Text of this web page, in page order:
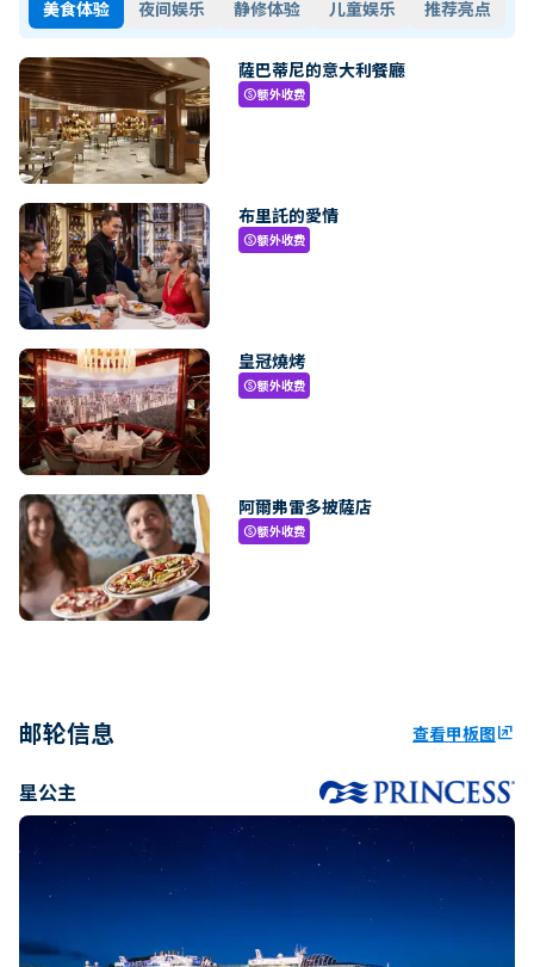
美食体验 夜间娱乐 静修体验 儿童娱乐 推荐亮点
薩巴蒂尼的意大利餐廳
paid额外收费
布里託的愛情
paid额外收费
皇冠燒烤
paid额外收费
阿爾弗雷多披薩店
paid额外收费
邮轮信息 查看甲板图ungroup
星公主